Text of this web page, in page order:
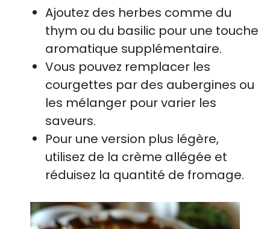
Ajoutez des herbes comme du
thym ou du basilic pour une touche
aromatique supplémentaire.
Vous pouvez remplacer les
courgettes par des aubergines ou
les mélanger pour varier les
saveurs.
Pour une version plus légère,
utilisez de la crème allégée et
réduisez la quantité de fromage.